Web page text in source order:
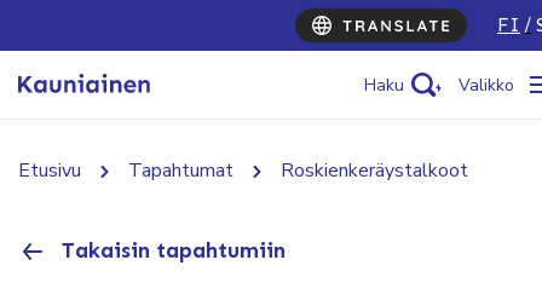
FI
Haku Valikko
Etusivu Tapahtumat Roskienkeräystalkoot
Takaisin tapahtumiin